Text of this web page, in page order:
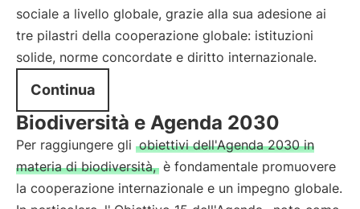
sociale a livello globale, grazie alla sua adesione ai
tre pilastri della cooperazione globale: istituzioni
solide, norme concordate e diritto internazionale.
Continua
Biodiversità e Agenda 2030
Per raggiungere gli obiettivi dell'Agenda 2030 in
materia di biodiversità, è fondamentale promuovere
la cooperazione internazionale e un impegno globale.